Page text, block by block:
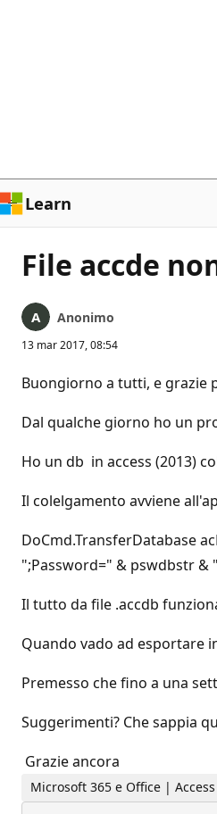
Learn
File accde
Anonimo
13 mar 2017, 08:54
Buongiorno a tutti, e grazie
Dal qualche giorno ho un
Ho un db in access (2013)
Il colelgamento avviene
DoCmd.TransferDatabase
";Password=" & pswdbstr &
Il tutto da file .accdb
Quando vado ad esportare
Premesso che fino a una
Suggerimenti? Che sappia
Grazie ancora
Microsoft 365 e Office |